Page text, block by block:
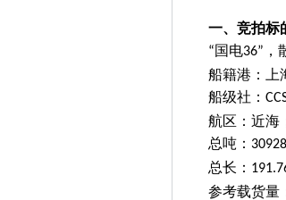
一、竞拍标
“国电36” ，
船籍港：上
船级社：
航区：近海
总吨： 30928
总长：
参考载货量